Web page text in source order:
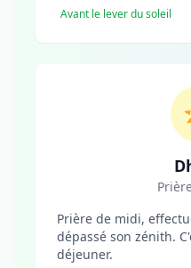
Avant le lever du soleil
Prière de midi,
dépassé son zénith.
déjeuner.